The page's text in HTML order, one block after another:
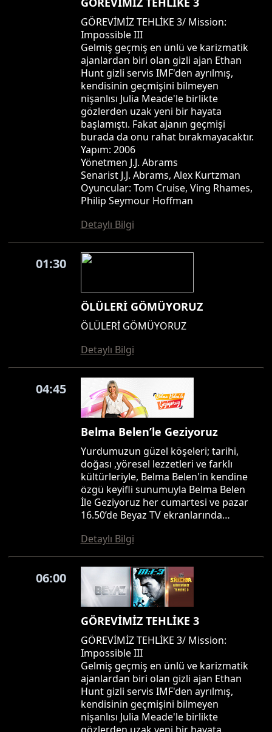
GÖREVİMİZ TEHLİKE 3/ Mission:
Impossible III
Gelmiş geçmiş en ünlü ve karizmatik
ajanlardan biri olan gizli ajan Ethan
Hunt gizli servis IMF'den ayrılmış,
kendisinin geçmişini bilmeyen
nişanlısı Julia Meade'le birlikte
gözlerden uzak yeni bir hayata
başlamıştı. Fakat ajanın geçmişi
burada da onu rahat bırakmayacaktır.
Yapım: 2006
Yönetmen J.J. Abrams
Senarist J.J. Abrams, Alex Kurtzman
Oyuncular: Tom Cruise, Ving Rhames,
Philip Seymour Hoffman
Detaylı Bilgi
01:30
ÖLÜLERİ GÖMÜYORUZ
ÖLÜLERİ GÖMÜYORUZ
Detaylı Bilgi
04:45
Belma Belen’le Geziyoruz
Yurdumuzun güzel köşeleri; tarihi,
doğası ,yöresel lezzetleri ve farklı
kültürleriyle, Belma Belen'in kendine
özgü keyifli sunumuyla Belma Belen
İle Geziyoruz her cumartesi ve pazar
16.50’de Beyaz TV ekranlarında…
Detaylı Bilgi
06:00
GÖREVİMİZ TEHLİKE 3
GÖREVİMİZ TEHLİKE 3/ Mission:
Impossible III
Gelmiş geçmiş en ünlü ve karizmatik
ajanlardan biri olan gizli ajan Ethan
Hunt gizli servis IMF'den ayrılmış,
kendisinin geçmişini bilmeyen
nişanlısı Julia Meade'le birlikte